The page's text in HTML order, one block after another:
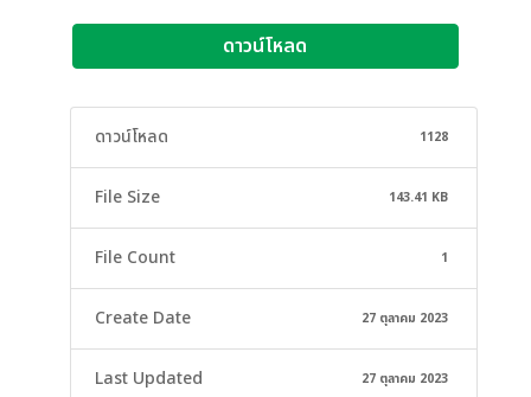
ดาวน์โหลด
ดาวน์โหลด 1128
File Size 143.41 KB
File Count 1
Create Date 27 ตุลาคม 2023
Last Updated 27 ตุลาคม 2023